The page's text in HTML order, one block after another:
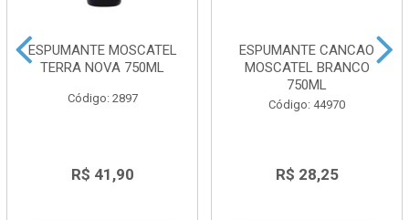
ESPUMANTE MOSCATEL
TERRA NOVA 750ML
Código: 2897
R$ 41,90
ESPUMANTE CANCAO
MOSCATEL BRANCO
750ML
Código: 44970
R$ 28,25